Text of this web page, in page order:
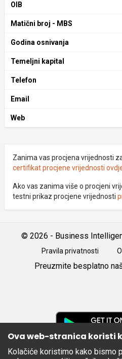
OIB
Matični broj - MBS
Godina osnivanja
Temeljni kapital
Telefon
Email
Web
Zanima vas procjena vrijednosti
certifikat procjene vrijednosti
Ako vas zanima više o procjeni
testni prikaz procjene vrijednosti
© 2026 - Business
Pravila privatnosti
Preuzmite besplatno
Ova web-stranica koristi
Kolačiće koristimo kako bismo